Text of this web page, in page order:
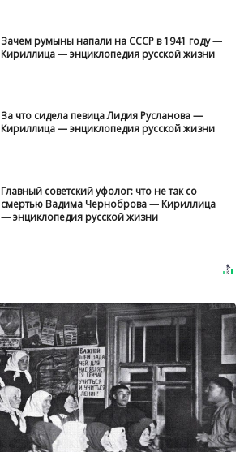
Зачем румыны напали на СССР в 1941 году —
Кириллица — энциклопедия русской жизни
За что сидела певица Лидия Русланова —
Кириллица — энциклопедия русской жизни
Главный советский уфолог: что не так со
смертью Вадима Черноброва — Кириллица
— энциклопедия русской жизни